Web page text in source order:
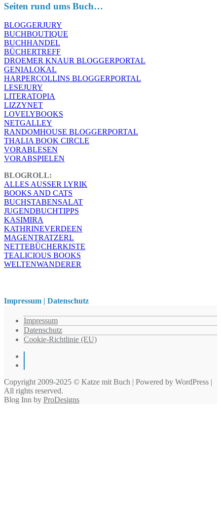
Seiten rund ums Buch…
BLOGGERJURY
BUCHBOUTIQUE
BUCHHANDEL
BÜCHERTREFF
DROEMER KNAUR BLOGGERPORTAL
GENIALOKAL
HARPERCOLLINS BLOGGERPORTAL
LESEJURY
LITERATOPIA
LIZZYNET
LOVELYBOOKS
NETGALLEY
RANDOMHOUSE BLOGGERPORTAL
THALIA BOOK CIRCLE
VORABLESEN
VORABSPIELEN
BLOGROLL:
ALLES AUSSER LYRIK
BOOKS AND CATS
BUCHSTABENSALAT
JUGENDBUCHTIPPS
KASIMIRA
KATHRINEVERDEEN
MAGENTRATZERL
NETTEBÜCHERKISTE
TEALICIOUS BOOKS
WELTENWANDERER
Impressum | Datenschutz
Impressum
Datenschutz
Cookie-Richtlinie (EU)
Copyright 2009-2025 © Katze mit Buch | Powered by WordPress |
All rights reserved.
Blog Inn by ProDesigns